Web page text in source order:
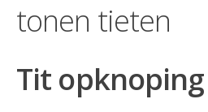
tonen tieten
Tit